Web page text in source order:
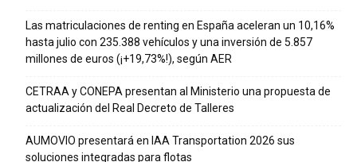
Las matriculaciones de renting en España aceleran un 10,16%
hasta julio con 235.388 vehículos y una inversión de 5.857
millones de euros (¡+19,73%!), según AER
CETRAA y CONEPA presentan al Ministerio una propuesta de
actualización del Real Decreto de Talleres
AUMOVIO presentará en IAA Transportation 2026 sus
soluciones integradas para flotas